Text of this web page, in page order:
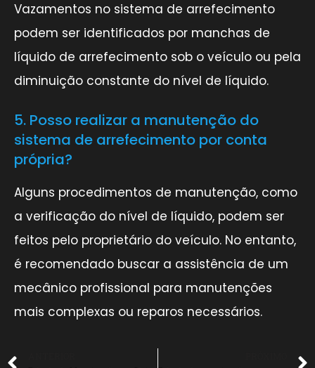
Vazamentos no sistema de arrefecimento
podem ser identificados por manchas de
líquido de arrefecimento sob o veículo ou pela
diminuição constante do nível de líquido.
5. Posso realizar a manutenção do
sistema de arrefecimento por conta
própria?
Alguns procedimentos de manutenção, como
a verificação do nível de líquido, podem ser
feitos pelo proprietário do veículo. No entanto,
é recomendado buscar a assistência de um
mecânico profissional para manutenções
mais complexas ou reparos necessários.